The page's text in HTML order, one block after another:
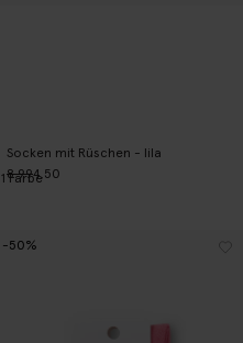
Socken mit Rüschen - lila
8.994.50
1Farbe
-50%